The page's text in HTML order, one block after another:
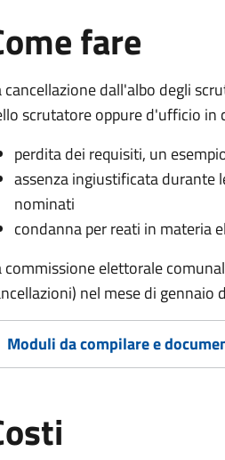
fare
cancellazione dall'albo degli
scrutatore oppure d'ufficio in
perdita dei requisiti, un
assenza ingiustificata durante
nominati
condanna per reati in materia
commissione elettorale
nel mese di gennaio
Moduli da compilare e